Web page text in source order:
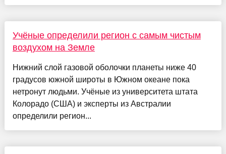
Учёные определили регион с самым чистым
воздухом на Земле
Нижний слой газовой оболочки планеты ниже 40
градусов южной широты в Южном океане пока
нетронут людьми. Учёные из университета штата
Колорадо (США) и эксперты из Австралии
определили регион...